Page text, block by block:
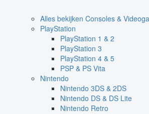
Alles bekijken Consoles &
PlayStation
PlayStation 1 & 2
PlayStation 3
PlayStation 4 & 5
PSP & PS Vita
Nintendo
Nintendo 3DS & 2DS
Nintendo DS & DS Lite
Nintendo Retro